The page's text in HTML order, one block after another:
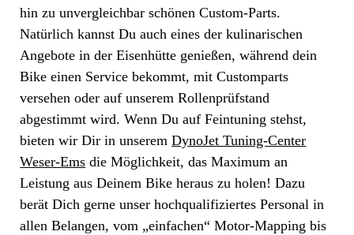
hin zu unvergleichbar schönen Custom-Parts.
Natürlich kannst Du auch eines der kulinarischen
Angebote in der Eisenhütte genießen, während dein
Bike einen Service bekommt, mit Customparts
versehen oder auf unserem Rollenprüfstand
abgestimmt wird. Wenn Du auf Feintuning stehst,
bieten wir Dir in unseremDynoJet Tuning-Center
Weser-Ems die Möglichkeit, das Maximum an
Leistung aus Deinem Bike heraus zu holen! Dazu
berät Dich gerne unser hochqualifiziertes Personal in
allen Belangen, vom „einfachen“ Motor-Mapping bis